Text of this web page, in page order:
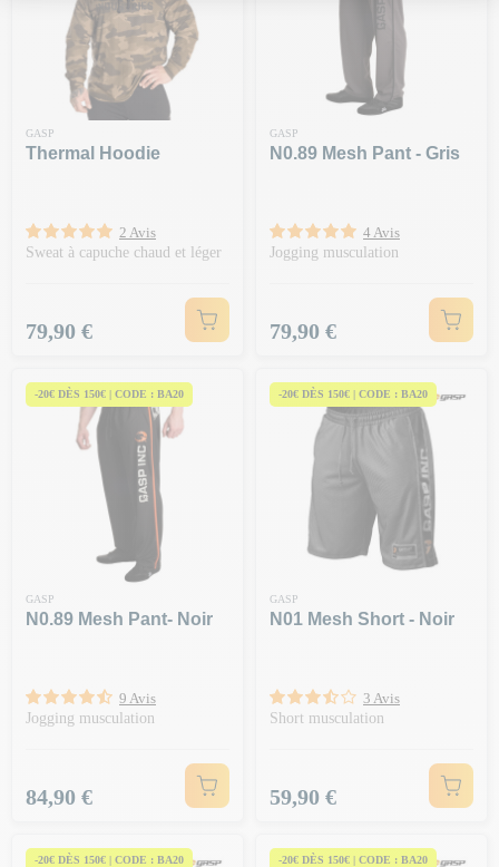
GASP
Thermal Hoodie
2 Avis
Sweat à capuche chaud et léger
Prix
79,90 €
GASP
N0.89 Mesh Pant - Gris
4 Avis
Jogging musculation
Prix
79,90 €
-20€ DÈS 150€ | CODE : BA20
GASP
N0.89 Mesh Pant- Noir
9 Avis
Jogging musculation
Prix
84,90 €
-20€ DÈS 150€ | CODE : BA20
GASP
N01 Mesh Short - Noir
3 Avis
Short musculation
Prix
59,90 €
-20€ DÈS 150€ | CODE : BA20 -20€ DÈS 150€ | CODE : BA20